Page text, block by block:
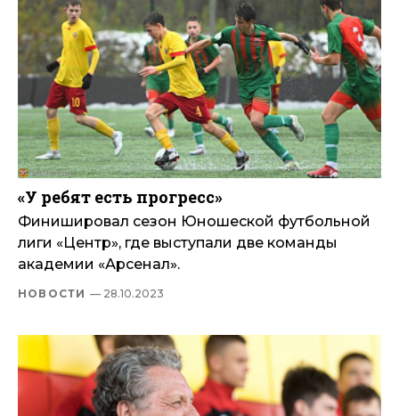
«У ребят есть прогресс»
Финишировал сезон Юношеской футбольной
лиги «Центр», где выступали две команды
академии «Арсенал».
НОВОСТИ — 28.10.2023